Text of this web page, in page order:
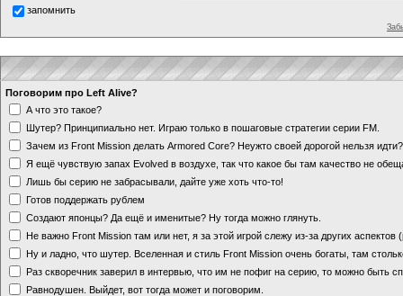
запомнить
Поговорим про Left Alive?
А что это такое?
Шутер? Принципиально нет. Играю только в пошаговые стратегии серии FM.
Зачем из Front Mission делать Armored Core? Неужто своей дорогой нельзя
Я ещё чувствую запах Evolved в воздухе, так что какое бы там качество не
Лишь бы серию не забрасывали, дайте уже хоть что-то!
Готов поддержать рублем
Создают японцы? Да ещё и именитые? Ну тогда можно глянуть.
Не важно Front Mission там или нет, я за этой игрой слежу из-за других аспектов
Ну и ладно, что шутер. Вселенная и стиль Front Mission очень богаты, там
Раз скворечник заверил в интервью, что им не пофиг на серию, то можно быть
Равнодушен. Выйдет, вот тогда может и поговорим.